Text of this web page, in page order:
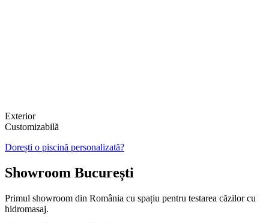
Exterior
Customizabilă
Dorești o piscină personalizată?
Showroom București
Primul showroom din România cu spațiu pentru testarea căzilor cu
hidromasaj.